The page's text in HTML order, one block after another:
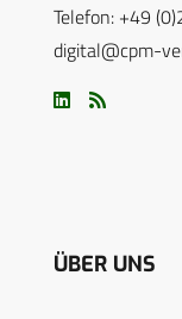
Telefon: +49
digital@cpm-
ÜBER UNS